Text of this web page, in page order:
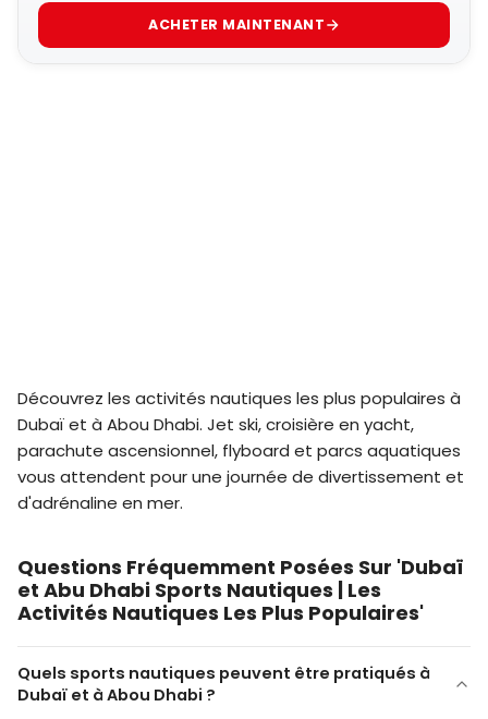
ACHETER MAINTENANT
Découvrez les activités nautiques les plus populaires à
Dubaï et à Abou Dhabi. Jet ski, croisière en yacht,
parachute ascensionnel, flyboard et parcs aquatiques
vous attendent pour une journée de divertissement et
d'adrénaline en mer.
Questions Fréquemment Posées Sur 'Dubaï
et Abu Dhabi Sports Nautiques | Les
Activités Nautiques Les Plus Populaires'
Quels sports nautiques peuvent être pratiqués à
Dubaï et à Abou Dhabi ?